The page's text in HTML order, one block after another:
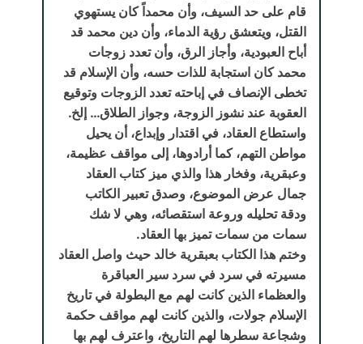
قام على حد السيف، وأن محمداً كان يستهوي
القتل، ويتعشق رؤية الدماء، وأن دين محمد قد
أباح العبودية، وأجاز الرق، وأن تعدد زوجات
محمد كان استجابة للذات حسه، وأن الإسلام قد
تخطى الإنصاف في إباحته تعدد الزوجات وتوقيع
العقوبة عند نشوز الزوجة، وجواز الطلاق… إلخ.
واستطاع العقاد، في اقتدار وإبداع، أن يحيل
مواطن التهم، كما أرادوها، إلى مواقف عظيمة،
وعبقرية، وفخار هذا والذي ميز كتاب العقاد
جمال عرض الموضوع، وصدق تعبير الكاتب
ودقة تحليله وروعة استقصائه، وهي لا شك
سمات من سمات تميز بها العقاد.
وختم هذا الكتاب بعبقرية خالد حيث واصل العقاد
مسيرته في سرد في سرد سير العباقرة
والعظماء الذين كانت لهم مع البطولة في تاريخ
الإسلام جولات، والذين كانت لهم مواقف حكمة
وشجاعة سطرها لهم التاريخ، واعترف لهم بها